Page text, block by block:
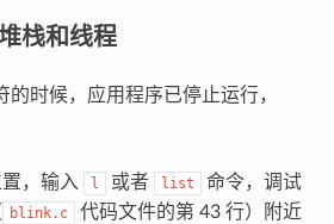
栈和线程
的时候，应用程序已停止运行，
，输入 l 或者 list
命令，调试
blink.c
代码文件的第 43 行）附近